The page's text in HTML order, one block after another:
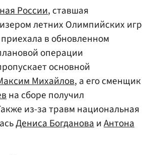
России, ставшая
летних Олимпийских игр
в обновленном
операции
основной
Михайлов, а его сменщик
на сборе получил
из-за травм национальная
Дениса БогдановаиАнтона